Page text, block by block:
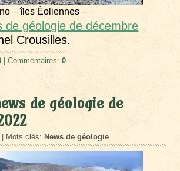
– îles Éoliennes –
de géologie de décembre
Crousilles.
| Commentaires:0
de géologie de
| Mots clés: News de géologie